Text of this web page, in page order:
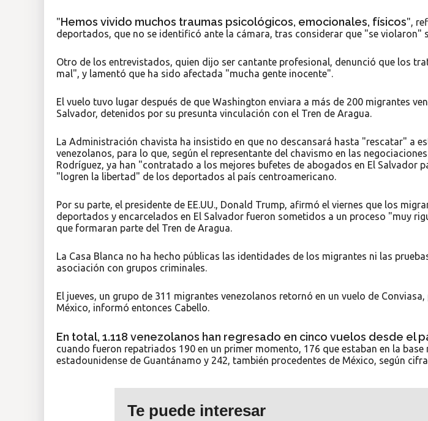
"Hemos vivido muchos traumas psicológicos, emocionales, físicos",
deportados, que no se identificó ante la cámara, tras considerar que "se violaron"
Otro de los entrevistados, quien dijo ser cantante profesional, denunció que los
mal", y lamentó que ha sido afectada "mucha gente inocente".
El vuelo tuvo lugar después de que Washington enviara a más de 200 migrantes
Salvador, detenidos por su presunta vinculación con el Tren de Aragua.
La Administración chavista ha insistido en que no descansará hasta "rescatar" a
venezolanos, para lo que, según el representante del chavismo en las negociaciones
Rodríguez, ya han "contratado a los mejores bufetes de abogados en El Salvador
"logren la libertad" de los deportados al país centroamericano.
Por su parte, el presidente de EE.UU., Donald Trump, afirmó el viernes que los
deportados y encarcelados en El Salvador fueron sometidos a un proceso "muy
que formaran parte del Tren de Aragua.
La Casa Blanca no ha hecho públicas las identidades de los migrantes ni las
asociación con grupos criminales.
El jueves, un grupo de 311 migrantes venezolanos retornó en un vuelo de
México, informó entonces Cabello.
En total, 1.118 venezolanos han regresado en cinco vuelos desde el
cuando fueron repatriados 190 en un primer momento, 176 que estaban en la base
estadounidense de Guantánamo y 242, también procedentes de México, según
Te puede interesar